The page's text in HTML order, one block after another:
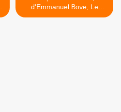
d'Emmanuel Bove, Le
castor Astral, 2006 >